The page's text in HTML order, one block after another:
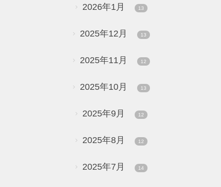
2026年1月 13
2025年12月 13
2025年11月 12
2025年10月 13
2025年9月 12
2025年8月 12
2025年7月 14